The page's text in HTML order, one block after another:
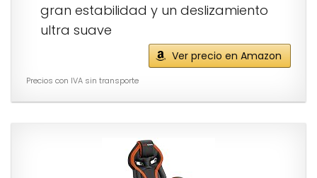
gran estabilidad y un deslizamiento
ultra suave
Ver precio en Amazon
Precios con IVA sin transporte